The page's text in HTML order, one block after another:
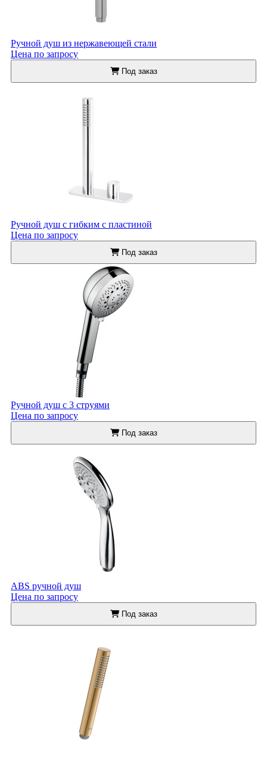
Ручной душ из нержавеющей стали
Цена по запросу
Под заказ
Ручной душ с гибким с пластиной
Цена по запросу
Под заказ
Ручной душ с 3 струями
Цена по запросу
Под заказ
ABS ручной душ
Цена по запросу
Под заказ